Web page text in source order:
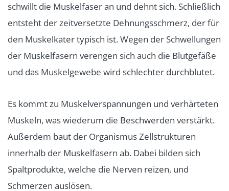
schwillt die Muskelfaser an und dehnt sich. Schließlich
entsteht der zeitversetzte Dehnungsschmerz, der für
den Muskelkater typisch ist. Wegen der Schwellungen
der Muskelfasern verengen sich auch die Blutgefäße
und das Muskelgewebe wird schlechter durchblutet.
Es kommt zu Muskelverspannungen und verhärteten
Muskeln, was wiederum die Beschwerden verstärkt.
Außerdem baut der Organismus Zellstrukturen
innerhalb der Muskelfasern ab. Dabei bilden sich
Spaltprodukte, welche die Nerven reizen, und
Schmerzen auslösen.